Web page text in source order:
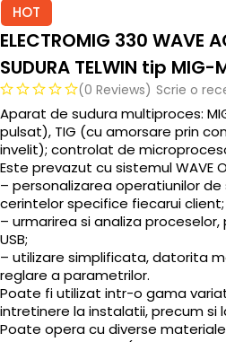
HOT
ELECTROMIG 330 WAVE
SUDURA TELWIN tip
(0 Reviews) Scrie o
Aparat de sudura multiproces:
pulsat), TIG (cu amorsare prin
invelit); controlat de
Este prevazut cu sistemul WAVE
– personalizarea operatiunilor
cerintelor specifice fiecarui client;
– urmarirea si analiza
USB;
– utilizare simplificata, datorita
reglare a parametrilor.
Poate fi utilizat intr-o gama
intretinere la instalatii, precum si
Poate opera cu diverse